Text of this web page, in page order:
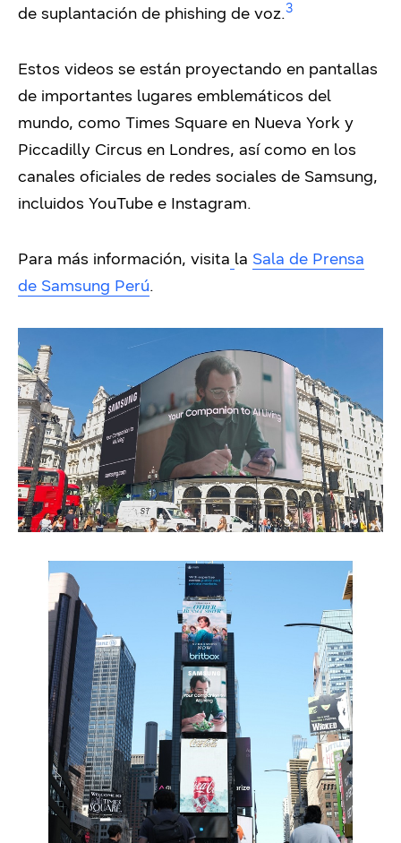
de suplantación de phishing de voz.3
Estos videos se están proyectando en pantallas
de importantes lugares emblemáticos del
mundo, como Times Square en Nueva York y
Piccadilly Circus en Londres, así como en los
canales oficiales de redes sociales de Samsung,
incluidos YouTube e Instagram.
Para más información, visita la Sala de Prensa
de Samsung Perú.